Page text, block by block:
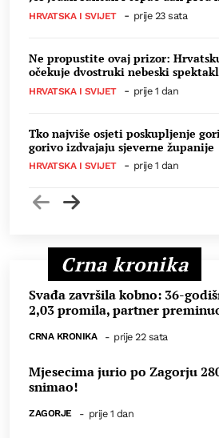
HRVATSKA I SVIJET - prije 23 sata
Ne propustite ovaj prizor:
očekuje dvostruki nebeski spektakl
HRVATSKA I SVIJET - prije 1 dan
Tko najviše osjeti poskupljenje
gorivo izdvajaju sjeverne županije
HRVATSKA I SVIJET - prije 1 dan
Prethodno
Sljedeći
Crna kronika
Svađa završila kobno: 36-
2,03 promila, partner
CRNA KRONIKA - prije 22 sata
Mjesecima jurio po Zagorju
snimao!
ZAGORJE - prije 1 dan